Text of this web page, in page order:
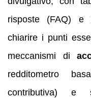
risposte (FAQ) e
chiarire i punti
meccanismi di
redditometro
contributiva)